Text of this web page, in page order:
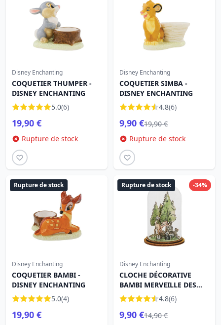
Disney Enchanting
COQUETIER THUMPER -
DISNEY ENCHANTING
5.0(6)
19,90 €
Rupture de stock
Disney Enchanting
COQUETIER SIMBA -
DISNEY ENCHANTING
4.8(6)
9,90 €19,90 €
Rupture de stock
Rupture de stock
Disney Enchanting
COQUETIER BAMBI -
DISNEY ENCHANTING
5.0(4)
19,90 €
-34%
Rupture de stock
Disney Enchanting
CLOCHE DÉCORATIVE
BAMBI MERVEILLE DES
BOIS - DISNEY
ENCHANTING
4.8(6)
9,90 €14,90 €